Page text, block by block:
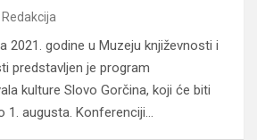
Redakcija
2021. godine u Muzeju književnosti i
predstavljen je program
kulture Slovo Gorčina, koji će biti
1. augusta. Konferenciji…